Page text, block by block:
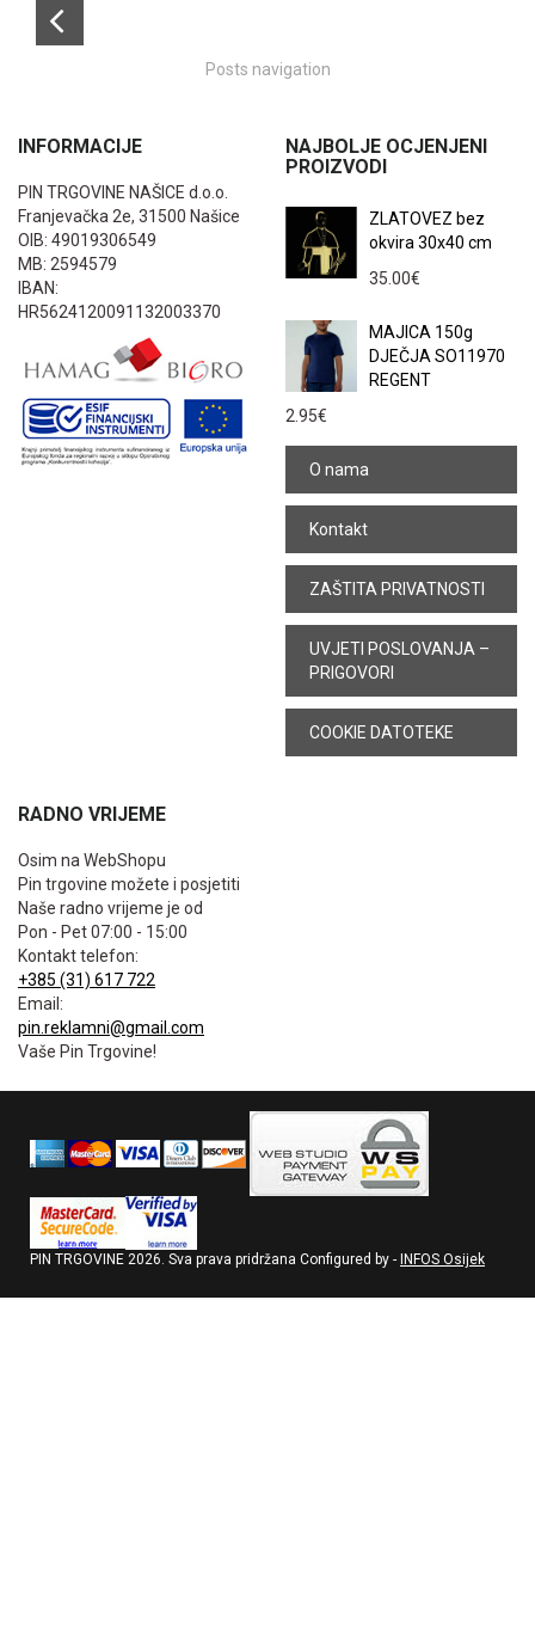
Posts navigation
INFORMACIJE
PIN TRGOVINE NAŠICE d.o.o.
Franjevačka 2e, 31500 Našice
OIB: 49019306549
MB: 2594579
IBAN:
HR5624120091132003370
NAJBOLJE OCJENJENI
PROIZVODI
ZLATOVEZ bez
okvira 30x40 cm
35.00€
MAJICA 150g
DJEČJA SO11970
REGENT
2.95€
O nama
Kontakt
ZAŠTITA PRIVATNOSTI
UVJETI POSLOVANJA –
PRIGOVORI
COOKIE DATOTEKE
RADNO VRIJEME
Osim na WebShopu
Pin trgovine možete i posjetiti
Naše radno vrijeme je od
Pon - Pet 07:00 - 15:00
Kontakt telefon:
+385 (31) 617 722
Email:
pin.reklamni@gmail.com
Vaše Pin Trgovine!
PIN TRGOVINE 2026. Sva prava pridržana Configured by - INFOS Osijek